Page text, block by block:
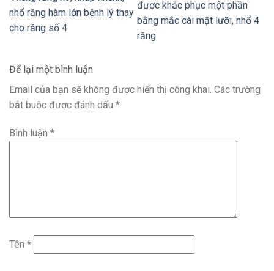
nhổ răng hàm lớn bệnh lý thay
cho răng số 4
được khắc phục một phần
bằng mắc cài mặt lưỡi, nhổ 4
răng
Để lại một bình luận
Email của bạn sẽ không được hiển thị công khai. Các trường
bắt buộc được đánh dấu *
Bình luận *
Tên *